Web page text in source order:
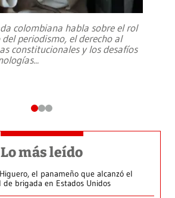
colombiana habla sobre el rol
periodismo, el derecho al
constitucionales y los desafíos
...
Lo más leído
el panameño que alcanzó el
brigada en Estados Unidos